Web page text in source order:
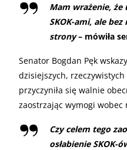
Mam wrażenie, że
SKOK-ami, ale
strony– mówiła
Senator Bogdan Pęk
dzisiejszych,
przyczyniła się walnie
zaostrzając wymogi wobec
Czy celem tego
osłabienie SKOK-